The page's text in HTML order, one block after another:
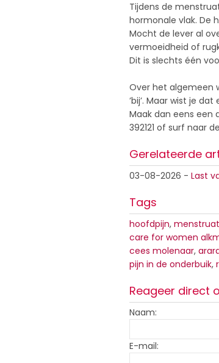
Tijdens de
hormonale vlak. De
Mocht de lever al
vermoeidheid of
Dit is slechts één
Over het algemeen
’bij’. Maar wist je
Maak dan eens een
392121 of surf naar
Gerelateerde
03-08-2026 - Last
Tags
hoofdpijn,
care for women
cees molenaar,
pijn in de onderbuik,
Reageer direct
Naam:
E-mail: